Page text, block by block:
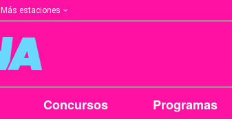
Más estaciones
Concursos Programas